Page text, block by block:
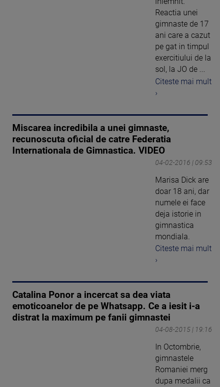
Reactia unei
gimnaste de 17
ani care a cazut
pe gat in timpul
exercitiului de la
sol, la JO de ...
Citeste mai mult
›
Miscarea incredibila a unei gimnaste,
recunoscuta oficial de catre Federatia
Internationala de Gimnastica. VIDEO
04-02-2016 | 09:53
Marisa Dick are
doar 18 ani, dar
numele ei face
deja istorie in
gimnastica
mondiala.
Citeste mai mult
›
Catalina Ponor a incercat sa dea viata
emoticoanelor de pe Whatsapp. Ce a iesit i-a
distrat la maximum pe fanii gimnastei
04-08-2015 | 19:16
In Octombrie,
gimnastele
Romaniei merg
dupa medalii ca